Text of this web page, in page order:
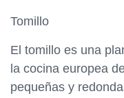
Tomillo
El tomillo es una
la cocina europea
pequeñas y